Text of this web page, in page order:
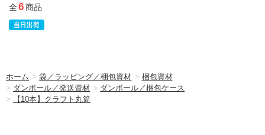
全6商品
ホーム >袋／ラッピング／梱包資材 > 梱包資材
> ダンボール／発送資材 > ダンボール／梱包ケース
>
【10本】クラフト丸筒